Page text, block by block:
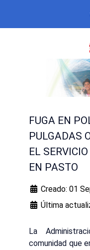
FUGA EN
PULGADAS
EL
EN PASTO
Creado: 01
Última
La
comunidad que